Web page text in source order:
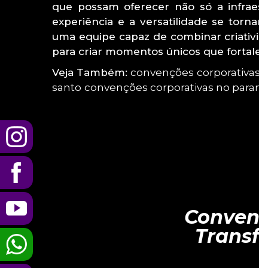
que possam oferecer não só a
experiência e a versatilidade se
uma equipe capaz de combinar
para criar momentos únicos que
Veja Também:convenções
santo convenções corporativas no